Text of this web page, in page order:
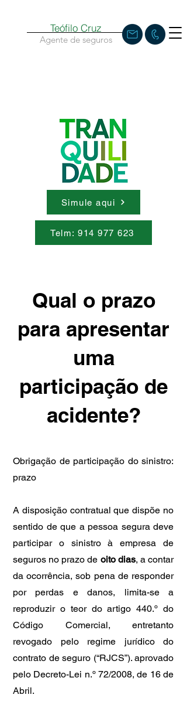
Teófilo Cruz
Agente de seguros
Simule aqui
Telm: 914 977 623
Qual o prazo
para apresentar
uma
participação de
acidente?
Obrigação de participação do sinistro:
prazo
A disposição contratual que dispõe no
sentido de que a pessoa segura deve
participar o sinistro à empresa de
seguros no prazo de oito dias, a contar
da ocorrência, sob pena de responder
por perdas e danos, limita-se a
reproduzir o teor do artigo 440.º do
Código Comercial, entretanto
revogado pelo regime jurídico do
contrato de seguro (“RJCS”). aprovado
pelo Decreto-Lei n.º 72/2008, de 16 de
Abril.